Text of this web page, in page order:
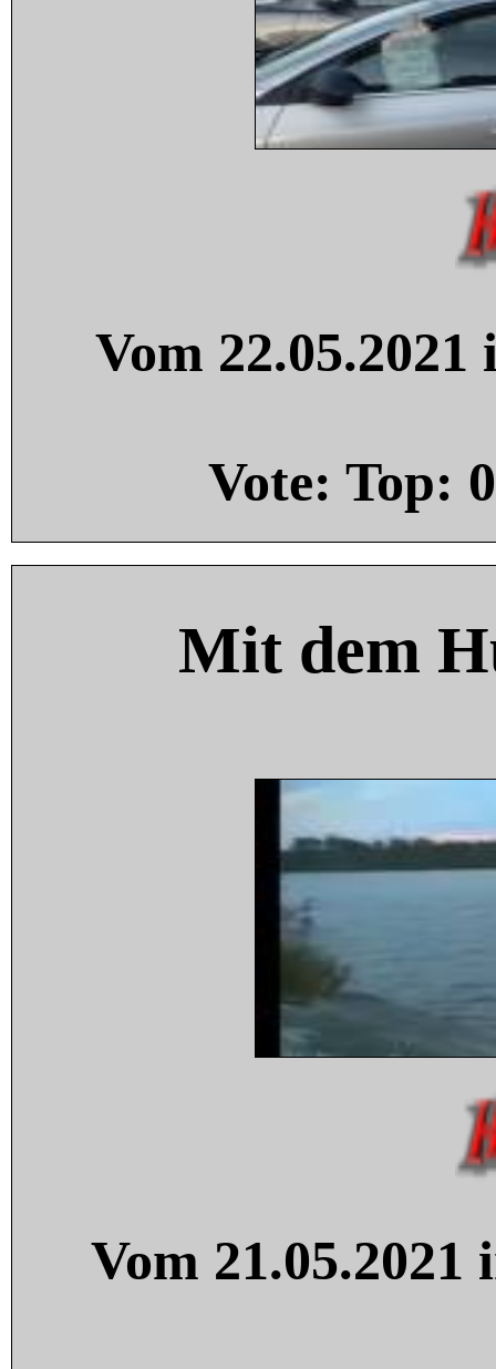
Vom
Vote: Top: 0
Mit dem
Vom